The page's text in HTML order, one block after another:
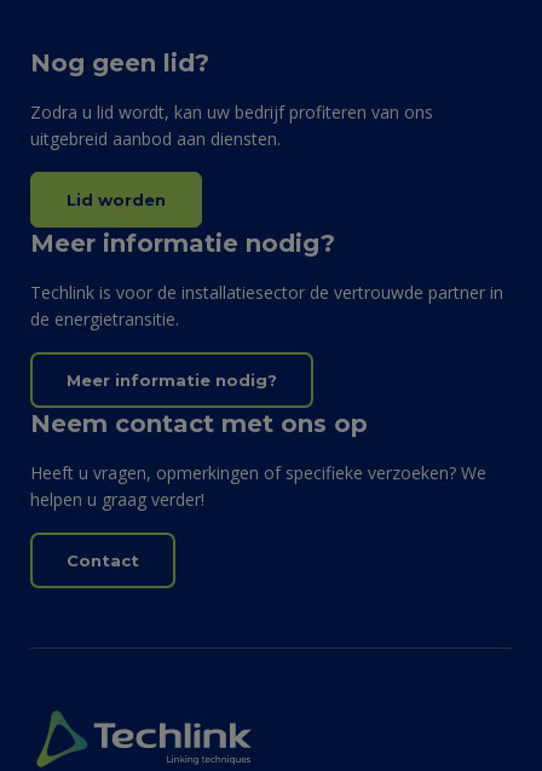
Nog geen lid?
Zodra u lid wordt, kan uw bedrijf profiteren van ons
uitgebreid aanbod aan diensten.
Lid worden
Meer informatie nodig?
Techlink is voor de installatiesector de vertrouwde partner in
de energietransitie.
Meer informatie nodig?
Neem contact met ons op
Heeft u vragen, opmerkingen of specifieke verzoeken? We
helpen u graag verder!
Contact